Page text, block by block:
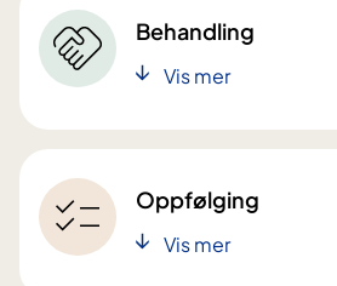
Behandling
Vis mer
Oppfølging
Vis mer